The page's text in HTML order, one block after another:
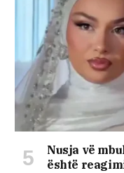
Nusja vë
është